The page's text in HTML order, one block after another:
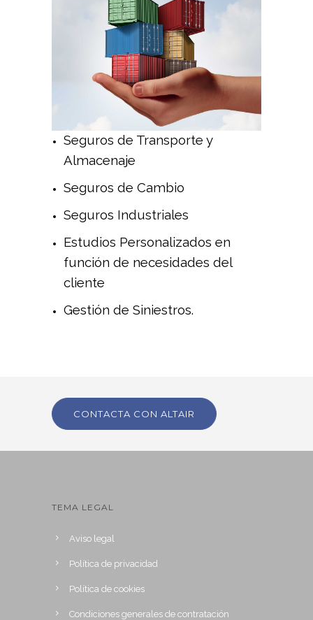
Seguros de Transporte y
Almacenaje
Seguros de Cambio
Seguros Industriales
Estudios Personalizados en
función de necesidades del
cliente
Gestión de Siniestros.
CONTACTA CON ALTAIR
TEMA LEGAL
Aviso legal
Política de privacidad
Política de cookies
Condiciones generales de contratación